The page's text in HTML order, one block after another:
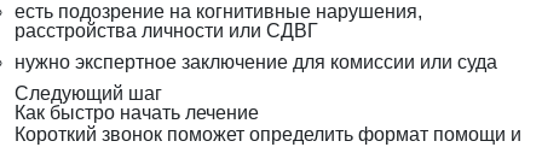
есть подозрение на когнитивные нарушения,
расстройства личности или СДВГ
нужно экспертное заключение для комиссии или суда
Следующий шаг
Как быстро начать лечение
Короткий звонок поможет определить формат помощи и